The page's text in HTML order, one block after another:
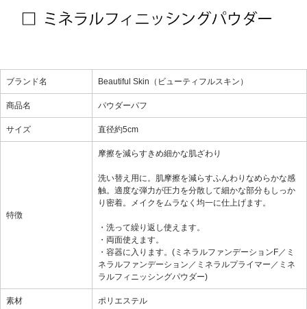
ブランド名 Beautiful Skin（ビューティフルスキン）
商品名 パウダーパフ
サイズ 直径約5cm
特徴
摩擦を減らすきめ細かな肌ざわり
洗い替え用に。肌摩擦を減らすふんわりなめらかな感
触。適度な弾力が圧力を分散して細かな部分もしっか
り密着。メイクをムラなく均一に仕上げます。
・洗って繰り返し使えます。
・両面使えます。
・容器に入ります。(ミネラルファンデーションF／ミ
ネラルファンデーション／ミネラルプライマー／ミネ
ラルフィニッシングパウダー)
素材 ポリエステル